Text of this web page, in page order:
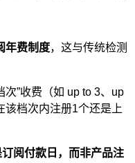
年费制度，这与传统检测
次”收费（如 up to 3、up
该档次内注册1个还是上
阅付款日，而非产品注